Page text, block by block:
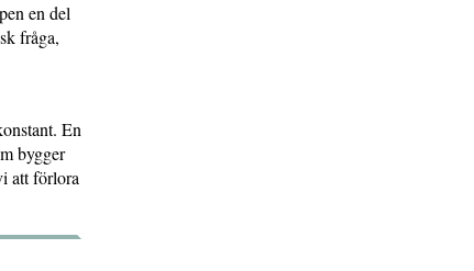
en del
fråga,
En
bygger
att förlora